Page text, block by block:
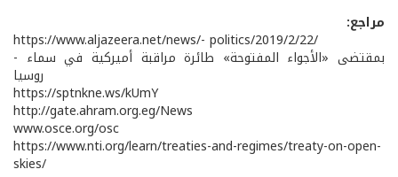
مراجع:
https://www.aljazeera.net/news/- politics/2019/2/22/
- بمقتضى «الأجواء المفتوحة» طائرة مراقبة أميركية في سماء
روسيا
https://sptnkne.ws/kUmY
http://gate.ahram.org.eg/News
www.osce.org/osc
https://www.nti.org/learn/treaties-and-regimes/treaty-on-open-
skies/